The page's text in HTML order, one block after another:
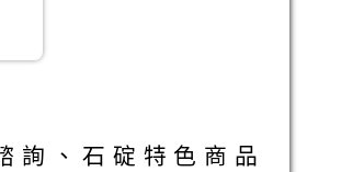
詢、石碇特色商品